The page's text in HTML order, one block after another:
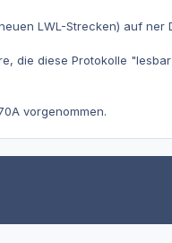
LWL-Strecken) auf
die diese Protokolle
vorgenommen.